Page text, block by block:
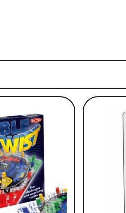
de navigation.